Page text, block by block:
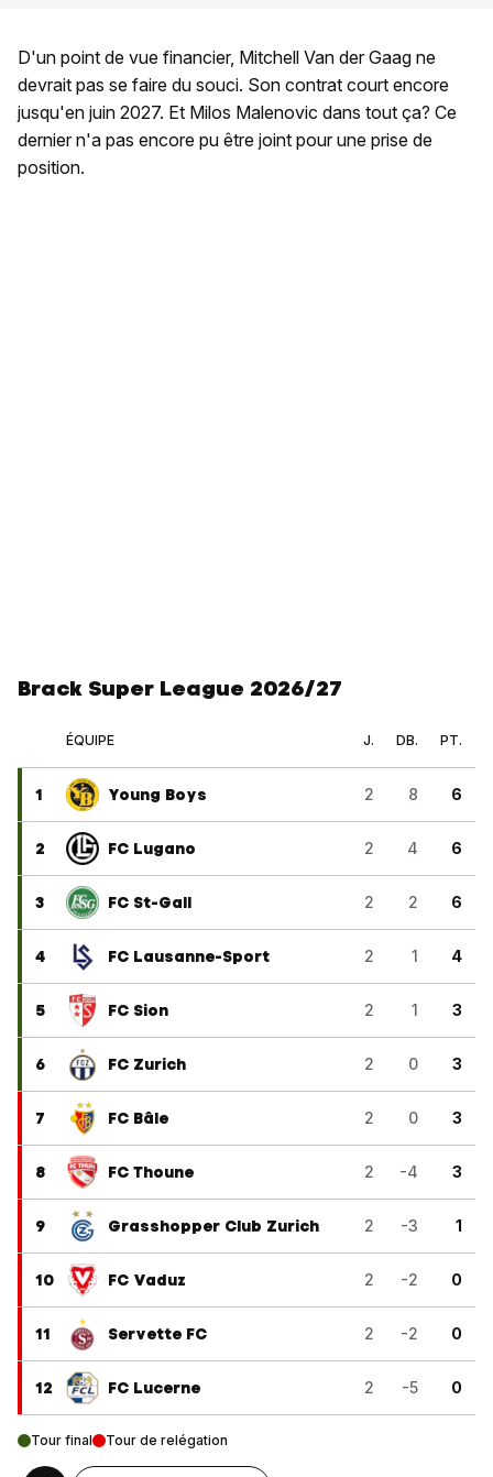
D'un point de vue financier, Mitchell Van der Gaag ne
devrait pas se faire du souci. Son contrat court encore
jusqu'en juin 2027. Et Milos Malenovic dans tout ça? Ce
dernier n'a pas encore pu être joint pour une prise de
position.
Brack Super League 2026/27
ÉQUIPE J. DB. PT.
1 Young Boys 2 8 6
2 FC Lugano 2 4 6
3 FC St-Gall 2 2 6
4 FC Lausanne-Sport 2 1 4
5 FC Sion 2 1 3
6 FC Zurich 2 0 3
7 FC Bâle 2 0 3
8 FC Thoune 2 -4 3
9 Grasshopper Club Zurich 2 -3 1
10 FC Vaduz 2 -2 0
11 Servette FC 2 -2 0
12 FC Lucerne 2 -5 0
Tour final Tour de relégation